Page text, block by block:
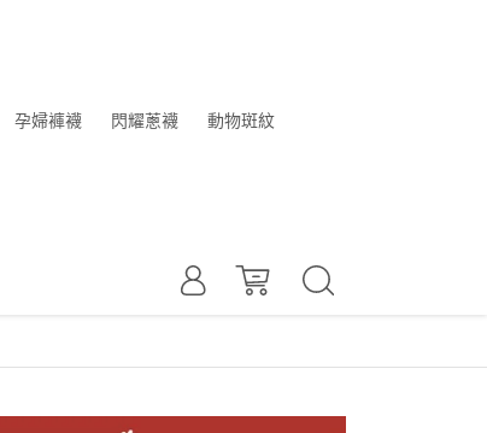
孕婦褲襪 閃耀蔥襪 動物斑紋